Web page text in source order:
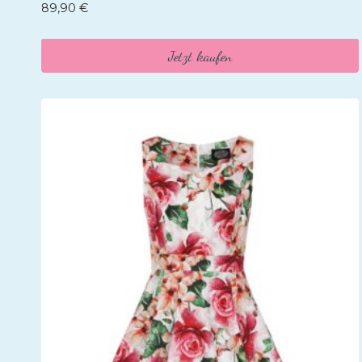
89,90 €
Jetzt kaufen